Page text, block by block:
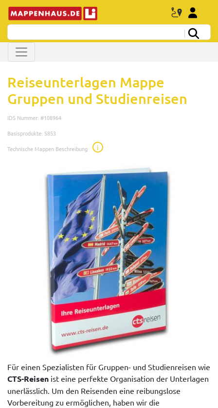
Reiseunterlagen Mappe
Gruppen und Studienreisen
IDS Nummer: #108964
Basisprodukte: 5853
Technische Mappen Beschreibung
i
Für einen Spezialisten für Gruppen- und Studienreisen wie
CTS-Reisen ist eine perfekte Organisation der Unterlagen
unerlässlich. Um den Reisenden eine reibungslose
Vorbereitung zu ermöglichen, haben wir die